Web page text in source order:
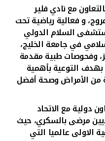
مع نادي فلير
و فعالية رياضية تحت
السلام الدولي
في جامعة الخليج،
وفحوصات طبية مقدمة
التوعية بأهمية
من الأمراض وصحة أفضل
دولية مع الاتحاد
مرضى بالسكري، حيث
الاولى عالميا التي